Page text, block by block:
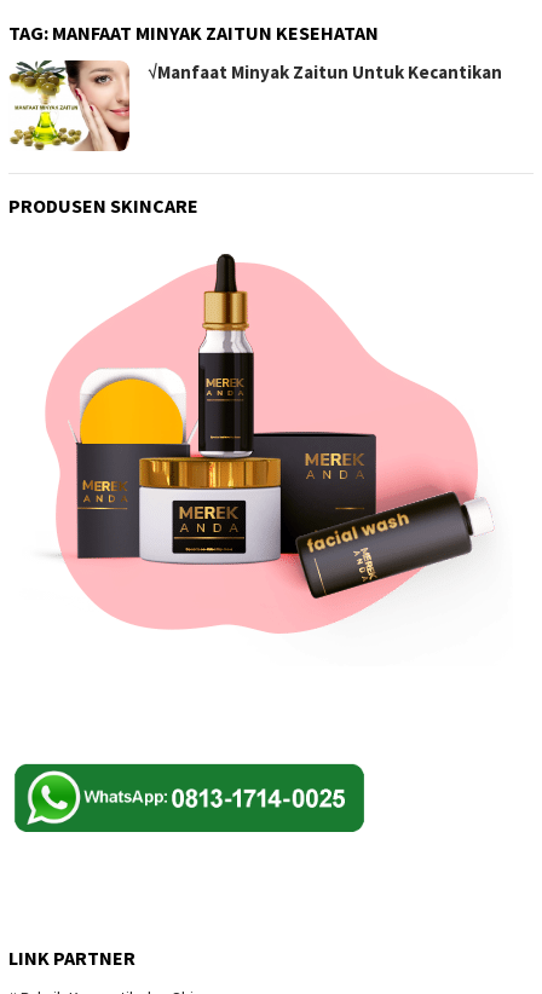
TAG: MANFAAT MINYAK ZAITUN KESEHATAN
√Manfaat Minyak Zaitun Untuk Kecantikan
PRODUSEN SKINCARE
LINK PARTNER